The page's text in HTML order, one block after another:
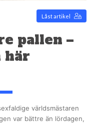
Låst artikel
pallen –
här
världsmästaren
var bättre än lördagen,